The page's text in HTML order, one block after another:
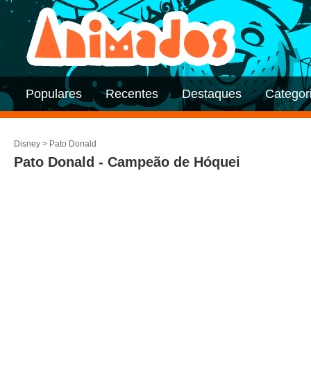
Populares Recentes Destaques
Disney > Pato Donald
Pato Donald - Campeão de Hóquei